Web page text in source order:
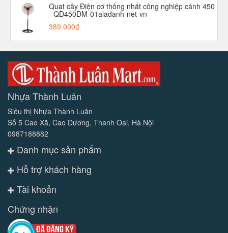
Quạt cây Điện cơ thống nhất công nghiệp cánh 450
- QD450DM-01aladanh-net-vn
389.000₫
Nhựa Thành Luân
Siêu thị Nhựa Thành Luân
Số 5 Cao Xã, Cao Dương, Thanh Oai, Hà Nội
0987188882
Danh mục sản phẩm
Hỗ trợ khách hàng
Tài khoản
Chứng nhận